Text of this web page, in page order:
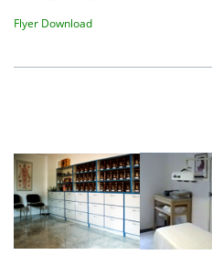
Flyer Download